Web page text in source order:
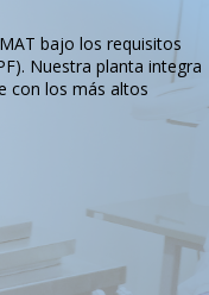
bajo los requisitos
Nuestra planta integra
con los más altos